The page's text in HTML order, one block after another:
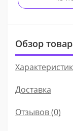
Обзор
Доставка
Отзывов (0)